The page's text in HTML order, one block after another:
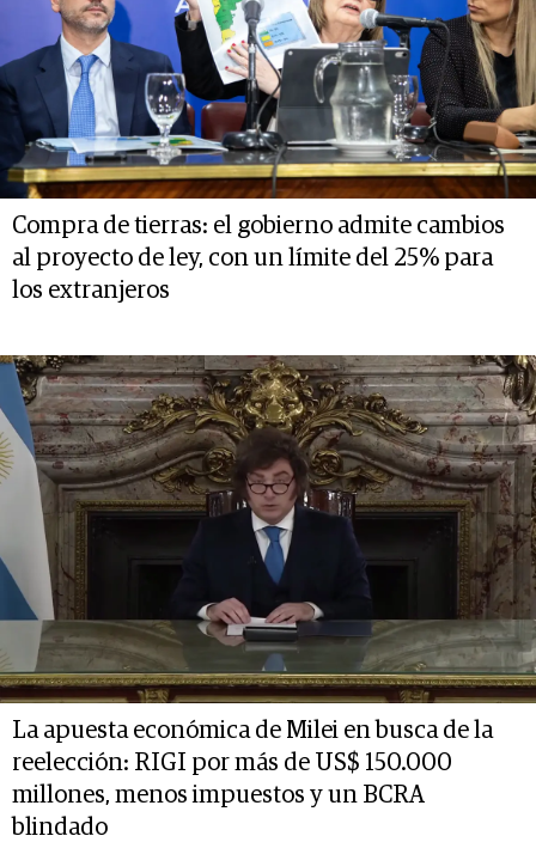
Compra de tierras: el gobierno admite cambios
al proyecto de ley, con un límite del 25% para
los extranjeros
La apuesta económica de Milei en busca de la
reelección: RIGI por más de US$ 150.000
millones, menos impuestos y un BCRA
blindado